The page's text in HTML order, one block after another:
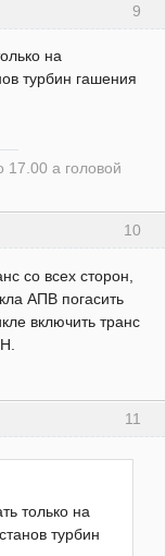
9
на
турбин гашения
17.00 а головой
10
со всех сторон,
АПВ погасить
включить транс
11
только на
турбин